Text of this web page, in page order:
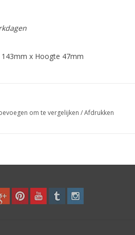
x Hoogte 47mm
om te vergelijken /Afdrukken